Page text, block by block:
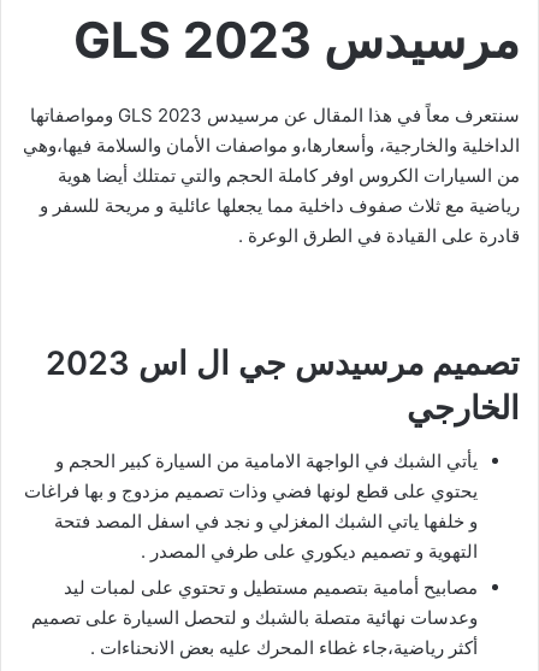
مرسيدس GLS 2023
سنتعرف معاً في هذا المقال عن مرسيدس GLS 2023 ومواصفاتها
الداخلية والخارجية، وأسعارها،و مواصفات الأمان والسلامة فيها،وهي
من السيارات الكروس اوفر كاملة الحجم والتي تمتلك أيضا هوية
رياضية مع ثلاث صفوف داخلية مما يجعلها عائلية و مريحة للسفر و
قادرة على القيادة في الطرق الوعرة .
تصميم مرسيدس جي ال اس 2023
الخارجي
يأتي الشبك في الواجهة الامامية من السيارة كبير الحجم و
يحتوي على قطع لونها فضي وذات تصميم مزدوج و بها فراغات
و خلفها ياتي الشبك المغزلي و نجد في اسفل المصد فتحة
التهوية و تصميم ديكوري على طرفي المصدر .
مصابيح أمامية بتصميم مستطيل و تحتوي على لمبات ليد
وعدسات نهائية متصلة بالشبك و لتحصل السيارة على تصميم
أكثر رياضية،جاء غطاء المحرك عليه بعض الانحناءات .